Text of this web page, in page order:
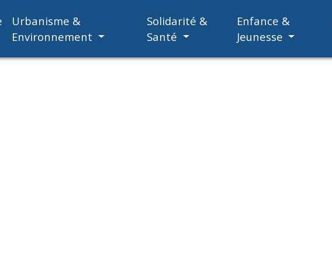
Urbanisme &
Environnement
Solidarité &
Santé
Enfance &
Jeunesse